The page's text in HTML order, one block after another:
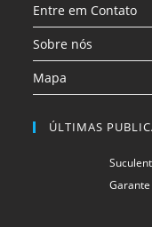
Entre em Contato
Sobre nós
Mapa
ÚLTIMAS